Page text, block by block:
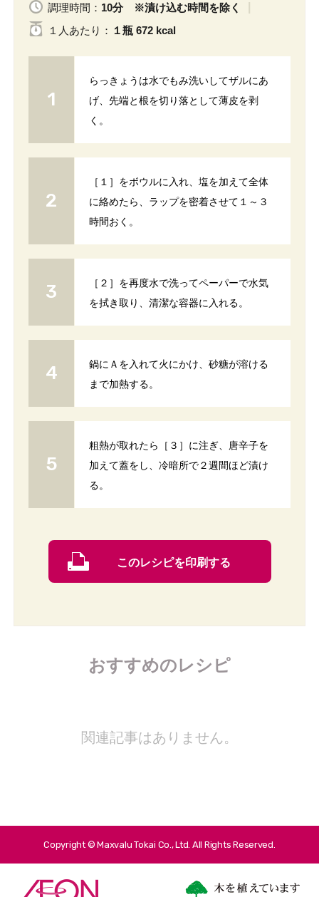
調理時間： 10分 ※漬け込む時間を除く
１人 あたり ： １瓶 672 kcal
らっきょうは水でもみ洗いしてザルにあ
げ、先端と根を切り落として薄皮を剥
く。
［１］をボウルに入れ、塩を加えて全体
に絡めたら、ラップを密着させて１～３
時間おく。
［２］を再度水で洗ってペーパーで水気
を拭き取り、清潔な容器に入れる。
鍋にＡを入れて火にかけ、砂糖が溶ける
まで加熱する。
粗熱が取れたら［３］に注ぎ、唐辛子を
加えて蓋をし、冷暗所で２週間ほど漬け
る。
このレシピを印刷する
おすすめのレシピ
関連記事はありません。
Copyright © Maxvalu Tokai Co., Ltd. All Rights Reserved.